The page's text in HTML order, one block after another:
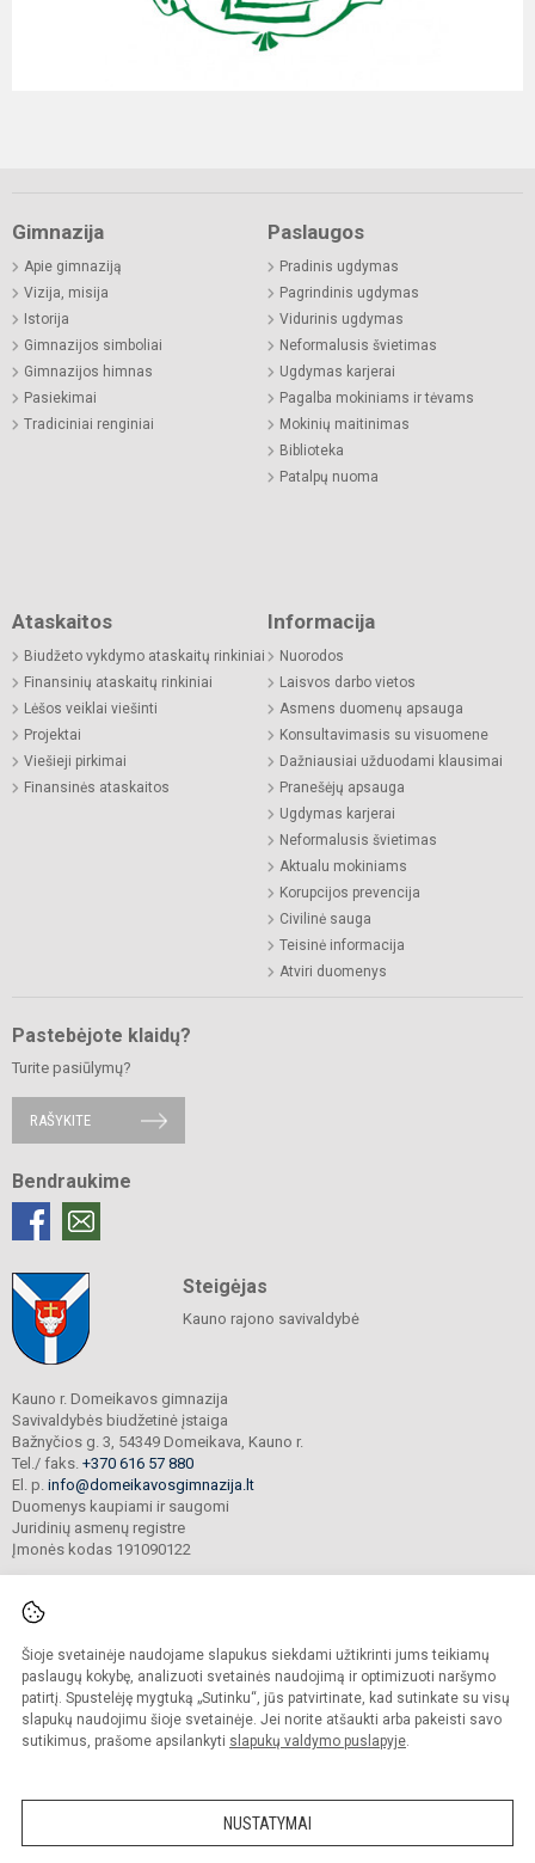
Šioje svetainėje naudojame slapukus siekdami užtikrinti jums teikiamų
paslaugų kokybę, analizuoti svetainės naudojimą ir optimizuoti naršymo
patirtį. Spustelėję mygtuką „Sutinku“, jūs patvirtinate, kad sutinkate su visų
slapukų naudojimu šioje svetainėje. Jei norite atšaukti arba pakeisti savo
sutikimus, prašome apsilankyti slapukų valdymo puslapyje.
NUSTATYMAI
Gimnazija
Apie gimnaziją
Vizija, misija
Istorija
Gimnazijos simboliai
Gimnazijos himnas
Pasiekimai
Tradiciniai renginiai
Paslaugos
Pradinis ugdymas
Pagrindinis ugdymas
Vidurinis ugdymas
Neformalusis švietimas
Ugdymas karjerai
Pagalba mokiniams ir tėvams
Mokinių maitinimas
Biblioteka
Patalpų nuoma
Ataskaitos
Biudžeto vykdymo ataskaitų rinkiniai
Finansinių ataskaitų rinkiniai
Lėšos veiklai viešinti
Projektai
Viešieji pirkimai
Finansinės ataskaitos
Informacija
Nuorodos
Laisvos darbo vietos
Asmens duomenų apsauga
Konsultavimasis su visuomene
Dažniausiai užduodami klausimai
Pranešėjų apsauga
Ugdymas karjerai
Neformalusis švietimas
Aktualu mokiniams
Korupcijos prevencija
Civilinė sauga
Teisinė informacija
Atviri duomenys
Pastebėjote klaidų?
Turite pasiūlymų?
RAŠYKITE
Bendraukime
Steigėjas
Kauno rajono savivaldybė
Kauno r. Domeikavos gimnazija
Savivaldybės biudžetinė įstaiga
Bažnyčios g. 3, 54349 Domeikava, Kauno r.
Tel./ faks. +370 616 57 880
El. p. info@domeikavosgimnazija.lt
Duomenys kaupiami ir saugomi
Juridinių asmenų registre
Įmonės kodas 191090122
© 2021. Kauno r. Domeikavos gimnazija. Visos teisės saugomos.
Kopijuoti turinį be raštiško gimnazijos sutikimo griežtai draudžiama.
Prieinamumo paraiška Slapukų valdymas
Sumanus būdas atnaujinti